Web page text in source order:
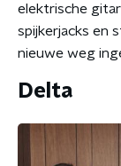
elektrische
spijkerjacks en
nieuwe weg
Delta